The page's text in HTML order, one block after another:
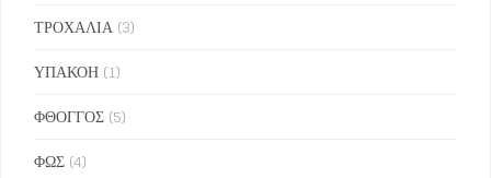
ΤΡΟΧΑΛΙΑ (3)
ΥΠΑΚΟΗ (1)
ΦΘΟΓΓΟΣ (5)
ΦΩΣ (4)